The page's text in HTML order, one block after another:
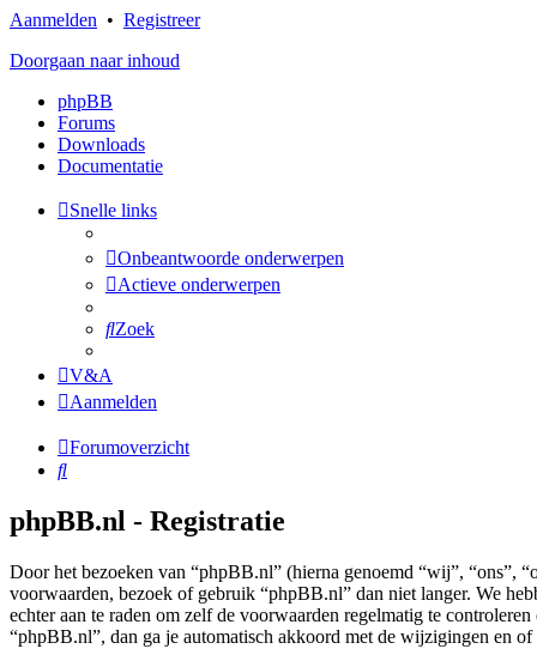
Aanmelden • Registreer
Doorgaan naar inhoud
phpBB
Forums
Downloads
Documentatie
Snelle links
Onbeantwoorde onderwerpen
Actieve onderwerpen
Zoek
V&A
Aanmelden
Forumoverzicht
Zoek
phpBB.nl - Registratie
Door het bezoeken van “phpBB.nl” (hierna genoemd “wij”, “ons”,
voorwaarden, bezoek of gebruik “phpBB.nl” dan niet langer. We
echter aan te raden om zelf de voorwaarden regelmatig te
“phpBB.nl”, dan ga je automatisch akkoord met de wijzigingen en of